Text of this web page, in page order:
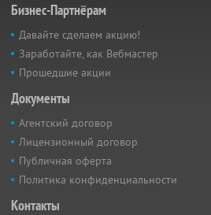
Бизнес-Партнёрам
Давайте сделаем акцию!
Заработайте, как Вебмастер
Прошедшие акции
Документы
Агентский договор
Лицензионный договор
Публичная оферта
Политика конфиденциальности
Контакты